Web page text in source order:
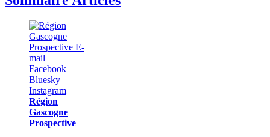
Région
Gascogne
Prospective